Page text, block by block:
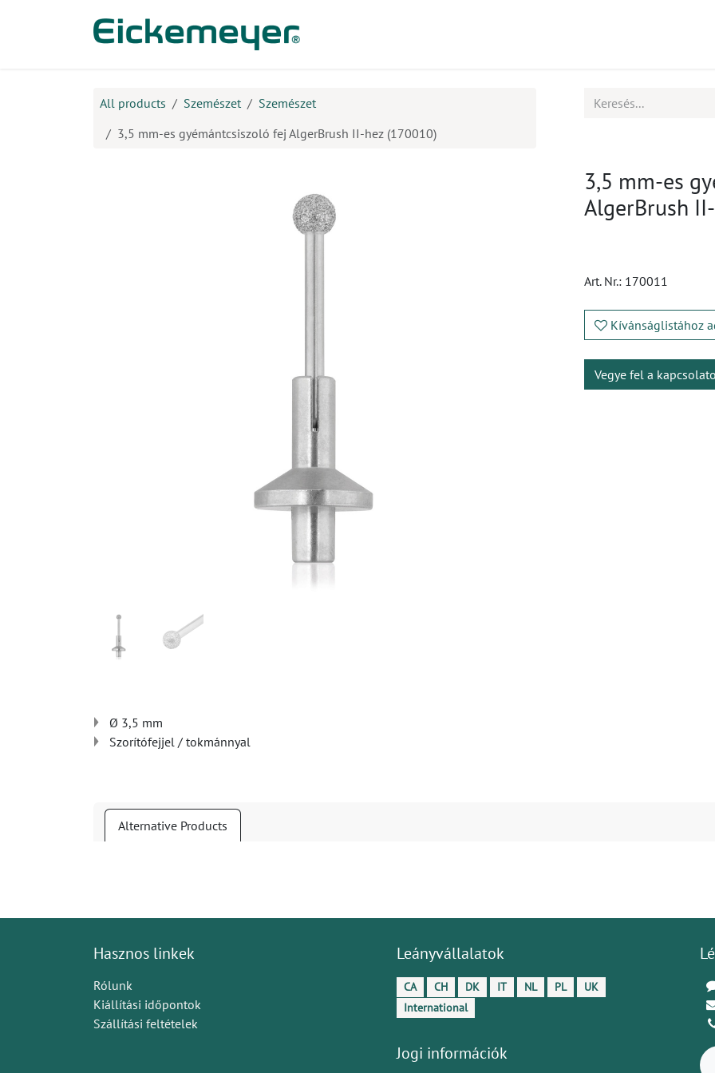
All products Szemészet
Szemészet
3,5 mm-es gyémántcsiszoló fej AlgerBrush II-hez (170010)
3,5 mm-es
AlgerBrush
Art. Nr.: 170011
Kívánságlistához
Vegye fel a
Ø 3,5 mm
Szorítófejjel / tokmánnyal
Alternative Products
Hasznos linkek
Rólunk
Kiállítási időpontok
Szállítási feltételek
Leányvállalatok
CA CH DK IT NL PL
UK
International
Jogi információk